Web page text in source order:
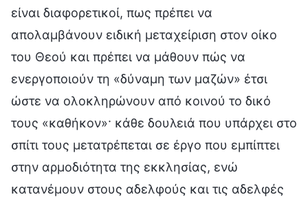
είναι διαφορετικοί, πως πρέπει να
απολαμβάνουν ειδική μεταχείριση στον οίκο
του Θεού και πρέπει να μάθουν πώς να
ενεργοποιούν τη «δύναμη των μαζών» έτσι
ώστε να ολοκληρώνουν από κοινού το δικό
τους «καθήκον»· κάθε δουλειά που υπάρχει στο
σπίτι τους μετατρέπεται σε έργο που εμπίπτει
στην αρμοδιότητα της εκκλησίας, ενώ
κατανέμουν στους αδελφούς και τις αδελφές